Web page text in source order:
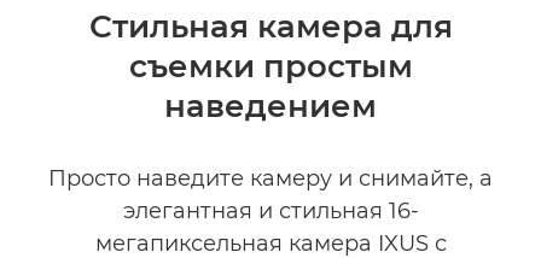
Общая информация
Технические характеристики
Стильная камера для
съемки простым
наведением
Просто наведите камеру и снимайте, а
элегантная и стильная 16-
мегапиксельная камера IXUS с